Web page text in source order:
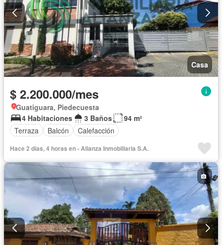
Casa
$ 2.200.000/mes
Guatiguara, Piedecuesta
4 Habitaciones
3 Baños
94 m²
Terraza
Balcón Calefacción
Hace 2 días, 4 horas en - Alianza Inmobiliaria S.A.